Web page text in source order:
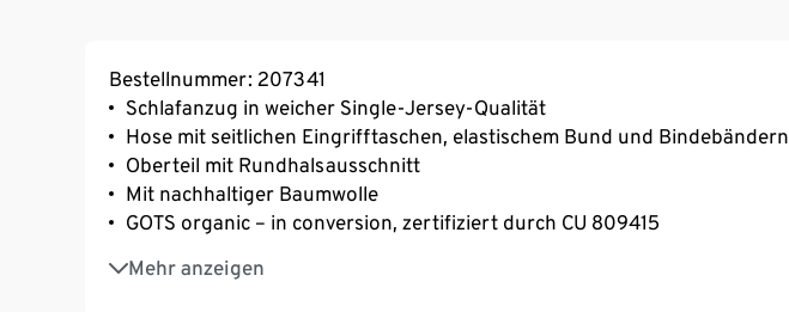
Bestellnummer: 207341
Schlafanzug in weicher Single-Jersey-Qualität
Hose mit seitlichen Eingrifftaschen, elastischem Bund und Bindebändern
Oberteil mit Rundhalsausschnitt
Mit nachhaltiger Baumwolle
GOTS organic – in conversion, zertifiziert durch CU 809415
Mehr anzeigen
Online bis Gr. 4XL